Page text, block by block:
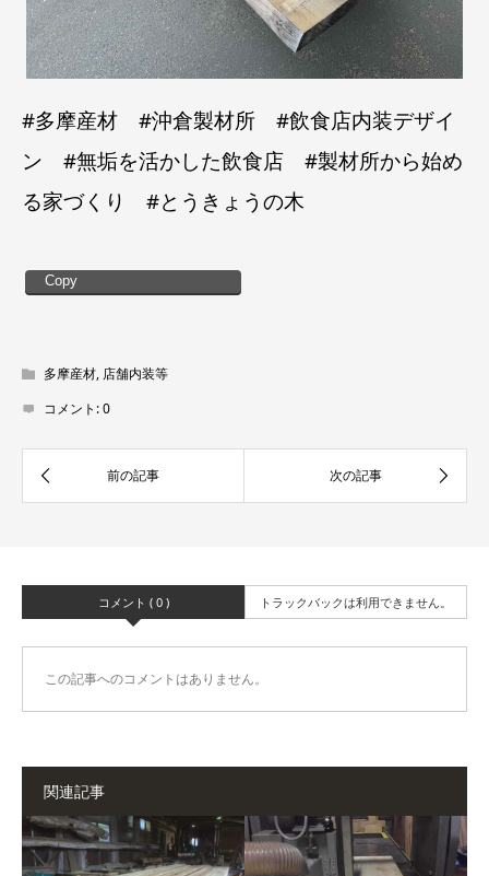
#多摩産材 #沖倉製材所 #飲食店内装デザイ
ン #無垢を活かした飲食店 #製材所から始め
る家づくり #とうきょうの木
Copy
多摩産材, 店舗内装等
コメント:0
コメント ( 0 ) トラックバックは利用できません。
この記事へのコメントはありません。
関連記事